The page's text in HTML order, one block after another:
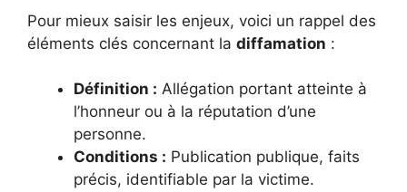
Pour mieux saisir les enjeux, voici un rappel des
éléments clés concernant la diffamation :
Définition : Allégation portant atteinte à
l’honneur ou à la réputation d’une
personne.
Conditions : Publication publique, faits
précis, identifiable par la victime.